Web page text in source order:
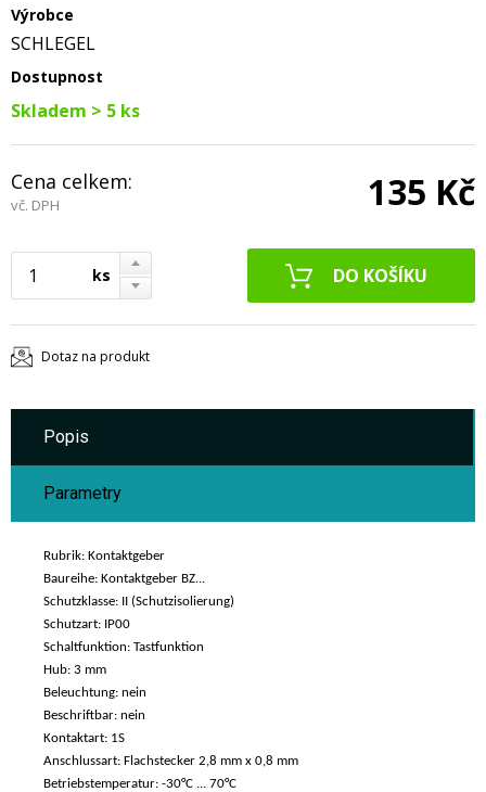
Výrobce
SCHLEGEL
Dostupnost
Skladem > 5 ks
Cena celkem:
vč. DPH 135 Kč
ks
Dotaz na produkt
Popis
Parametry
Rubrik: Kontaktgeber
Baureihe: Kontaktgeber BZ...
Schutzklasse: II (Schutzisolierung)
Schutzart: IP00
Schaltfunktion: Tastfunktion
Hub: 3 mm
Beleuchtung: nein
Beschriftbar: nein
Kontaktart: 1S
Anschlussart: Flachstecker 2,8 mm x 0,8 mm
Betriebstemperatur: -30°C ... 70°C